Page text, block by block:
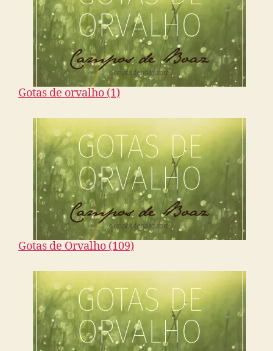
Gotas de orvalho (1)
Gotas de Orvalho (109)